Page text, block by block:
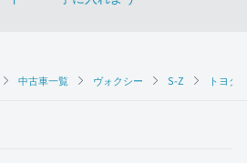
中古車一覧 ヴォクシー S-Z トヨタ